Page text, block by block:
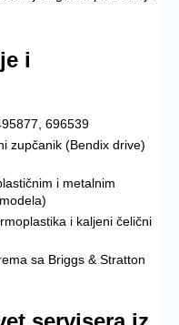
i
696539
zupčanik (Bendix drive)
i metalnim
i kaljeni čelični
sa Briggs & Stratton